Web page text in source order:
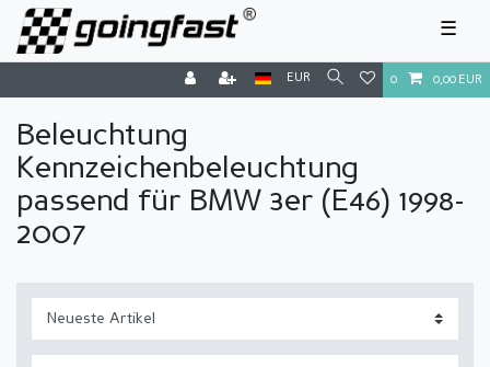
☰
EUR 0 0,00 EUR
Beleuchtung
Kennzeichenbeleuchtung
passend für BMW 3er (E46) 1998-
2007